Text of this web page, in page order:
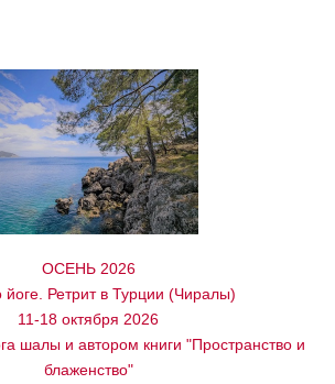
ОСЕНЬ 2026
йоге. Ретрит в Турции (Чиралы)
11-18 октября 2026
шалы и автором книги "Пространство и
блаженство"